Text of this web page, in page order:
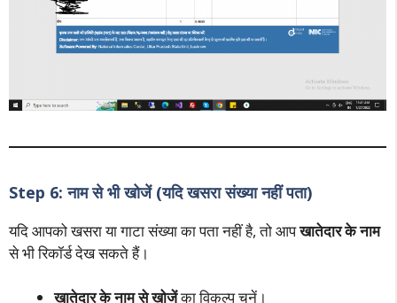
Step 6: नाम से भी खोजें (यदि खसरा संख्या नहीं पता)
यदि आपको खसरा या गाटा संख्या का पता नहीं है, तो आपखातेदार के नाम
से भी रिकॉर्ड देख सकते हैं।
खातेदार के नाम से खोजेंका विकल्प चुनें।